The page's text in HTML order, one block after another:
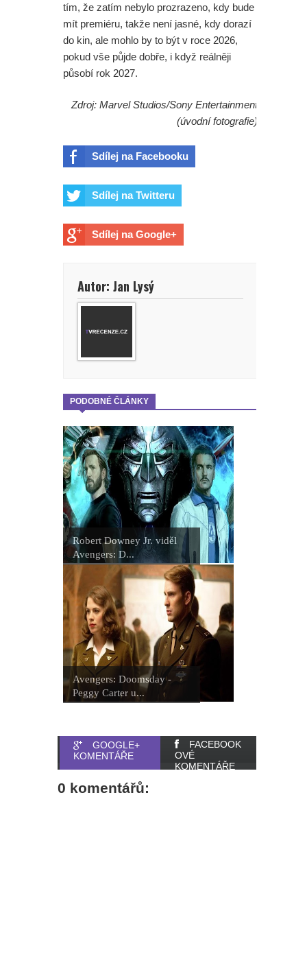
tím, že zatím nebylo prozrazeno, kdy bude
mít premiéru, takže není jasné, kdy dorazí
do kin, ale mohlo by to být v roce 2026,
pokud vše půjde dobře, i když reálněji
působí rok 2027.
Zdroj: Marvel Studios/Sony Entertainment
(úvodní fotografie)
Sdílej na Facebooku
Sdílej na Twitteru
Sdílej na Google+
Autor: Jan Lysý
PODOBNÉ ČLÁNKY
Robert Downey Jr. viděl
Avengers: D...
Avengers: Doomsday -
Peggy Carter u...
GOOGLE+
KOMENTÁŘE
FACEBOOK
OVÉ
KOMENTÁŘE
0 komentářů: